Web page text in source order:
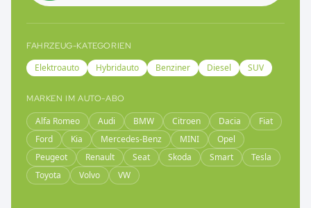
FAHRZEUG-KATEGORIEN
Elektroauto Hybridauto Benziner Diesel SUV
MARKEN IM AUTO-ABO
Alfa Romeo Audi BMW Citroen Dacia
Fiat
Ford
Kia Mercedes-Benz MINI
Opel
Peugeot
Renault Seat Skoda Smart
Tesla
Toyota
Volvo VW